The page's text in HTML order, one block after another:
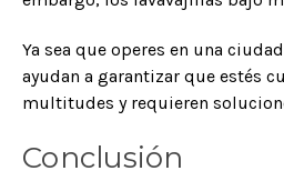
Ya sea que operes en una
ayudan a garantizar que estés
multitudes y requieren
Conclusión